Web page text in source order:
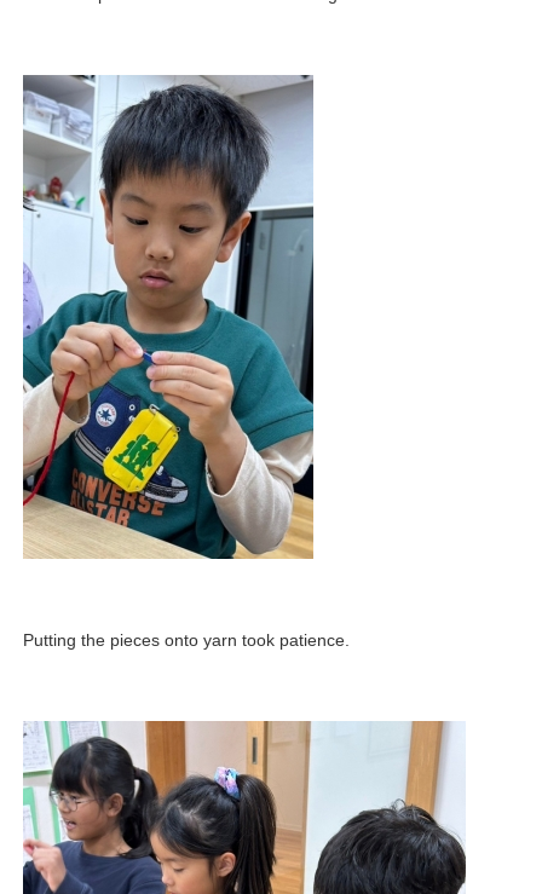
Putting the pieces onto yarn took patience.